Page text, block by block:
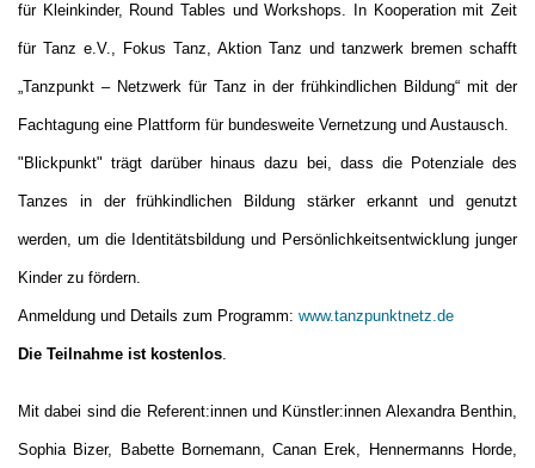
für Kleinkinder, Round Tables und Workshops. In Kooperation mit Zeit
für Tanz e.V., Fokus Tanz, Aktion Tanz und tanzwerk bremen schafft
„Tanzpunkt – Netzwerk für Tanz in der frühkindlichen Bildung“ mit der
Fachtagung eine Plattform für bundesweite Vernetzung und Austausch.
"Blickpunkt" trägt darüber hinaus dazu bei, dass die Potenziale des
Tanzes in der frühkindlichen Bildung stärker erkannt und genutzt
werden, um die Identitätsbildung und Persönlichkeitsentwicklung junger
Kinder zu fördern.
Anmeldung und Details zum Programm: www.tanzpunktnetz.de
Die Teilnahme ist kostenlos.
Mit dabei sind die Referent:innen und Künstler:innen Alexandra Benthin,
Sophia Bizer, Babette Bornemann, Canan Erek, Hennermanns Horde,